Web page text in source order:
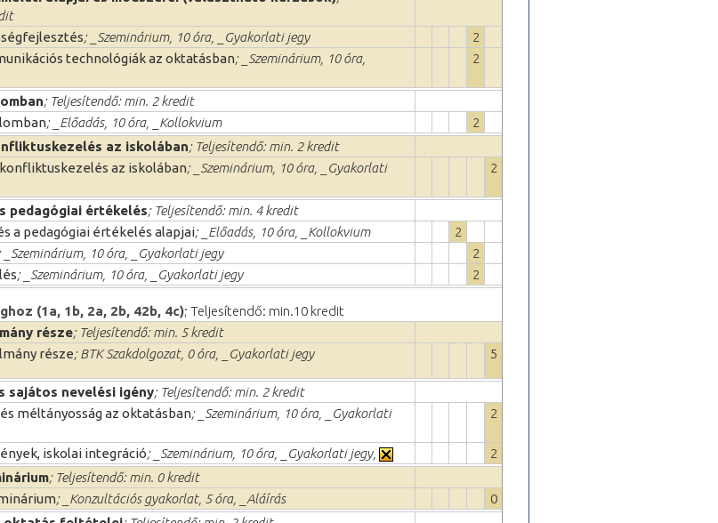
; _Szeminárium, 10 óra, _Gyakorlati jegy
2
technológiák az oktatásban; _Szeminárium, 10 óra,
2
; Teljesítendő: min. 2 kredit
; _Előadás, 10 óra, _Kollokvium
2
az iskolában; Teljesítendő: min. 2 kredit
az iskolában; _Szeminárium, 10 óra, _Gyakorlati
2
pedagógiai értékelés; Teljesítendő: min. 4 kredit
a pedagógiai értékelés alapjai; _Előadás, 10 óra, _Kollokvium
2
_Szeminárium, 10 óra, _Gyakorlati jegy
2
; _Szeminárium, 10 óra, _Gyakorlati jegy 2
(1a, 1b, 2a, 2b, 42b, 4c); Teljesítendő: min.10 kredit
része; Teljesítendő: min. 5 kredit
része; BTK Szakdolgozat, 0 óra, _Gyakorlati jegy 5
sajátos nevelési igény; Teljesítendő: min. 2 kredit
méltányosság az oktatásban; _Szeminárium, 10 óra, _Gyakorlati
2
iskolai integráció; _Szeminárium, 10 óra, _Gyakorlati jegy,
2
; Teljesítendő: min. 0 kredit
; _Konzultációs gyakorlat, 5 óra, _Aláírás
0